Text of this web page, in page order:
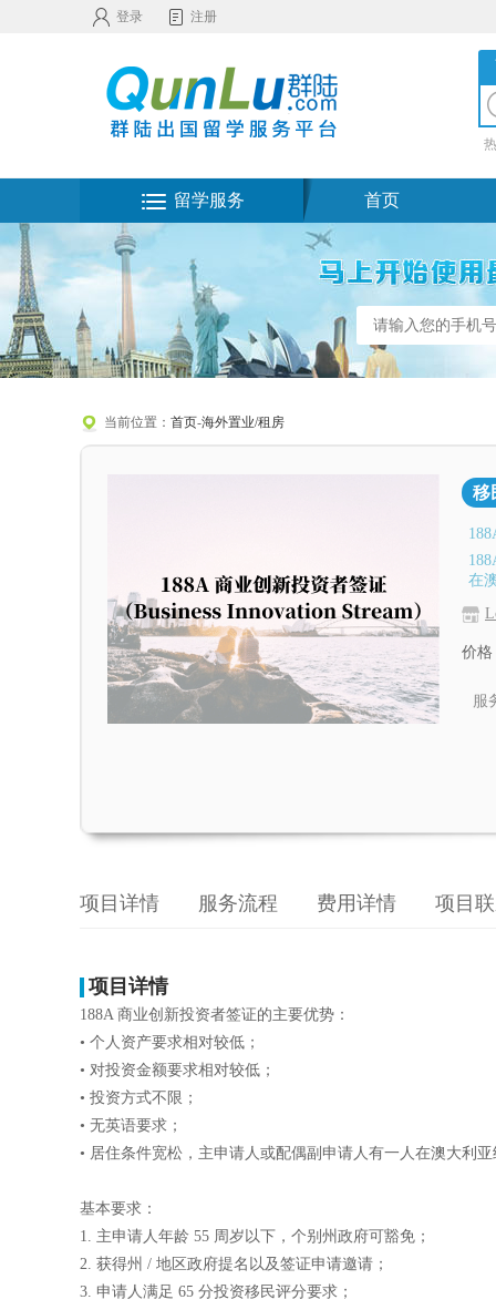
登录 注册
留学服务 首页
当前位置： 首页-海外置业/租房
移
在
价格
服
项目详情 服务流程 费用详情 项目
项目详情
188A 商业创新投资者签证的主要优势：
• 个人资产要求相对较低；
• 对投资金额要求相对较低；
• 投资方式不限；
• 无英语要求；
• 居住条件宽松，主申请人或配偶副申请人有一人在澳大利
基本要求：
1. 主申请人年龄 55 周岁以下，个别州政府可豁免；
2. 获得州 / 地区政府提名以及签证申请邀请；
3. 申请人满足 65 分投资移民评分要求；